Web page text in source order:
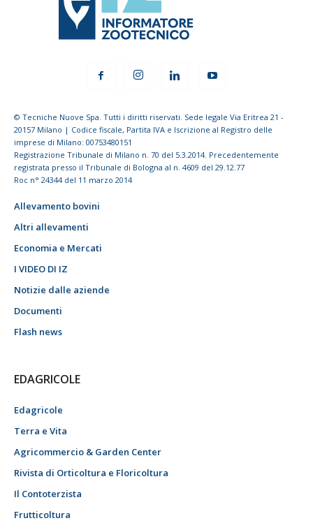
© Tecniche Nuove Spa. Tutti i diritti riservati. Sede legale Via Eritrea 21 -
20157 Milano | Codice fiscale, Partita IVA e Iscrizione al Registro delle
imprese di Milano: 00753480151
Registrazione Tribunale di Milano n. 70 del 5.3.2014. Precedentemente
registrata presso il Tribunale di Bologna al n. 4609 del 29.12.77
Roc n° 24344 del 11 marzo 2014
Allevamento bovini
Altri allevamenti
Economia e Mercati
I VIDEO DI IZ
Notizie dalle aziende
Documenti
Flash news
EDAGRICOLE
Edagricole
Terra e Vita
Agricommercio & Garden Center
Rivista di Orticoltura e Floricoltura
Il Contoterzista
Frutticoltura